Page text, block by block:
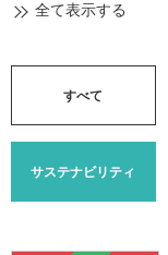
全て表示する
すべて
サステナビリティ